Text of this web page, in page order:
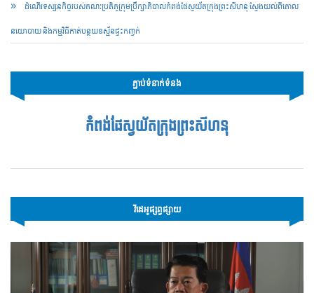
ដំណើរទស្សនកិច្ចរបស់គណៈប្រតិភូក្រុមប្រឹក្សាភិបាលកំពង់ផែស្វយ័តក្រុងព្រះសីហនុ ស្វែងយល់ពីគោល
នយោបាយ និងកម្មវិធីកាត់បន្ថយឧស្ម័នផ្ទះកញ្ចក់
ភ្ជាប់ទំនាក់ទំនង
កំពង់ផែស្វយ័តក្រុងព្រះសីហនុ
វីដេអូផ្សព្វផ្សាយ